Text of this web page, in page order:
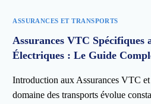
ASSURANCES ET TRANSPORTS
Assurances VTC Spécifiques
Électriques : Le Guide
Introduction aux Assurances VTC
domaine des transports évolue